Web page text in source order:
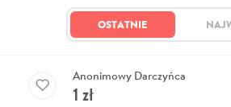
OSTATNIE
Anonimowy Darczyńca
1 zł